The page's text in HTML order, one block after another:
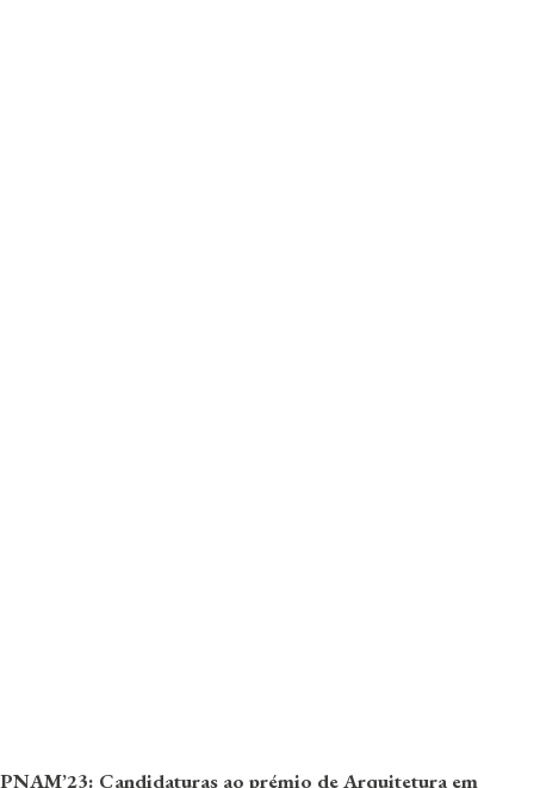
PNAM’23: Candidaturas ao prémio de Arquitetura em